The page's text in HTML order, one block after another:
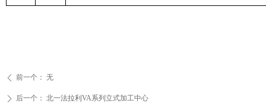
ꄴ 前一个： 无
ꄲ 后一个： 北一法拉利VA系列立式加工中心